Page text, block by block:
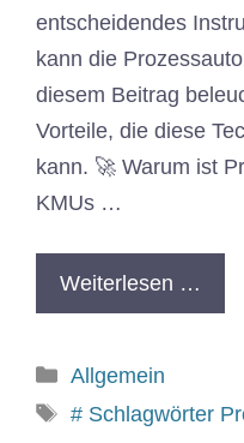
entscheidendes
kann die
diesem Beitrag
Vorteile, die diese
kann. 🚀 Warum ist
KMUs …
Weiterlesen …
Allgemein
# Schlagwörter